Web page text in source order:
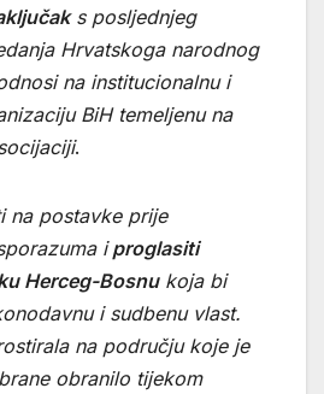
s posljednjeg
Hrvatskoga narodnog
na institucionalnu i
BiH temeljenu na
.
na postavke prije
iproglasiti
Herceg-Bosnukoja bi
i sudbenu vlast.
na području koje je
obranilo tijekom